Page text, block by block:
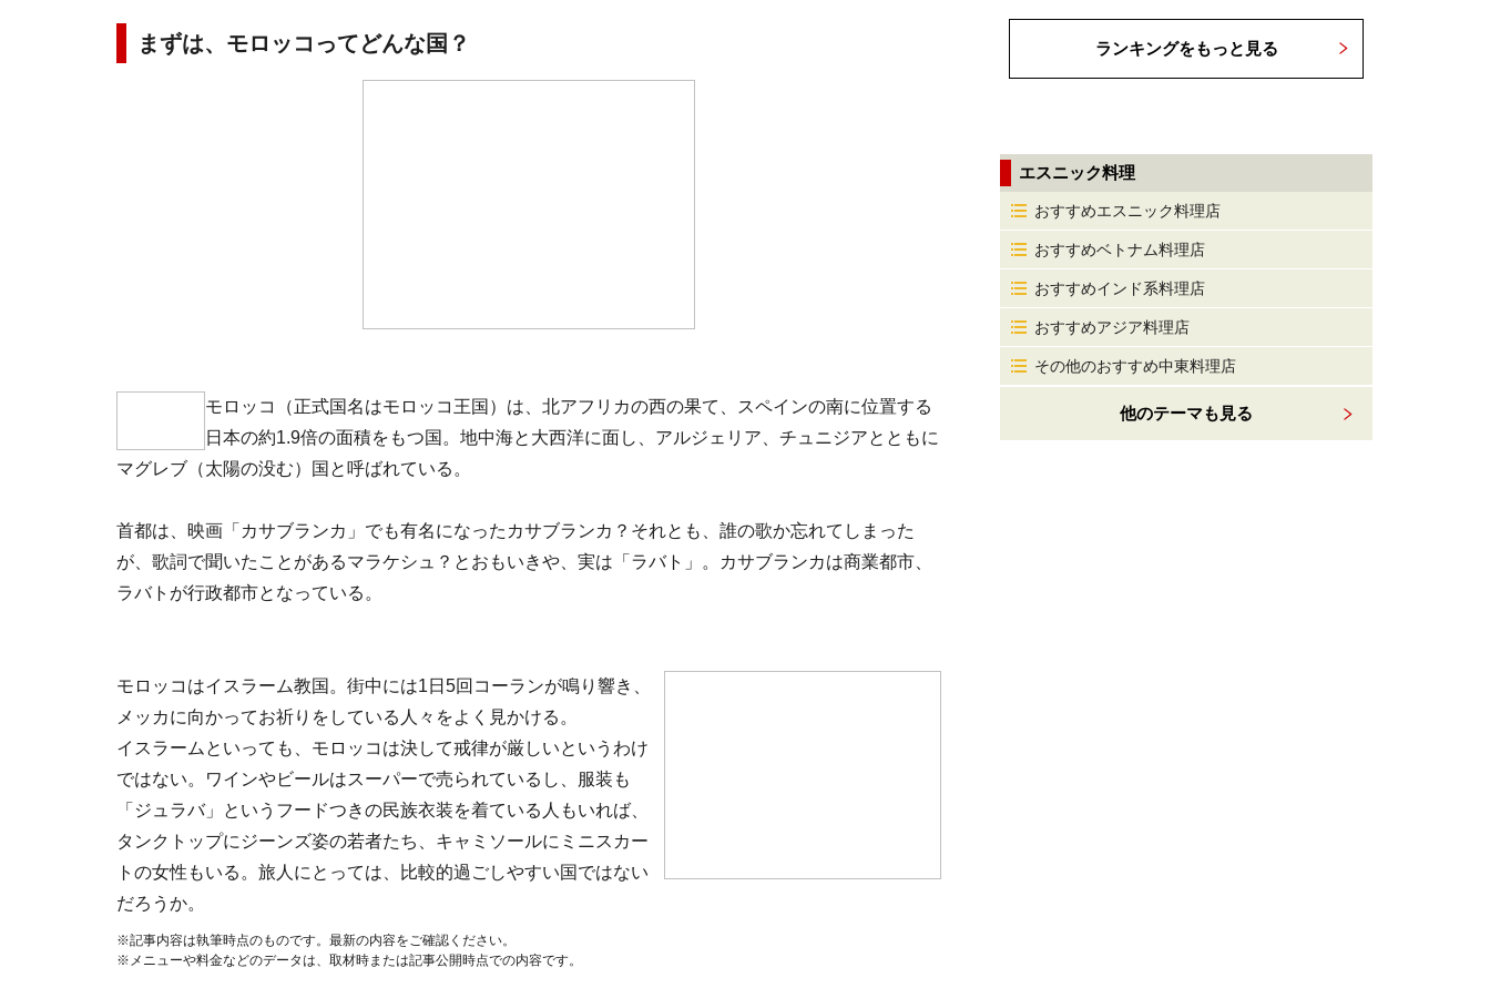
まずは、モロッコってどんな国？
モロッコ（正式国名はモロッコ王国）は、北アフリカの西の果て、スペインの南に位置する
日本の約1.9倍の面積をもつ国。地中海と大西洋に面し、アルジェリア、チュニジアとともに
マグレブ（太陽の没む）国と呼ばれている。
首都は、映画「カサブランカ」でも有名になったカサブランカ？それとも、誰の歌か忘れてしまった
が、歌詞で聞いたことがあるマラケシュ？とおもいきや、実は「ラバト」。カサブランカは商業都市、
ラバトが行政都市となっている。
モロッコはイスラーム教国。街中には1日5回コーランが鳴り響き、
メッカに向かってお祈りをしている人々をよく見かける。
イスラームといっても、モロッコは決して戒律が厳しいというわけ
ではない。ワインやビールはスーパーで売られているし、服装も
「ジュラバ」というフードつきの民族衣装を着ている人もいれば、
タンクトップにジーンズ姿の若者たち、キャミソールにミニスカー
トの女性もいる。旅人にとっては、比較的過ごしやすい国ではない
だろうか。
※記事内容は執筆時点のものです。最新の内容をご確認ください。
※メニューや料金などのデータは、取材時または記事公開時点での内容です。
ランキングをもっと見る
エスニック料理
おすすめエスニック料理店
おすすめベトナム料理店
おすすめインド系料理店
おすすめアジア料理店
その他のおすすめ中東料理店
他のテーマも見る